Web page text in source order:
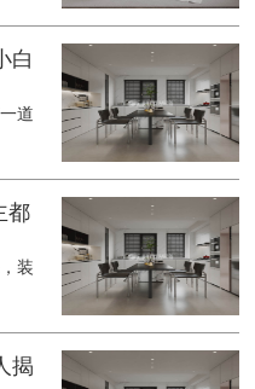
白
道
都
装
揭